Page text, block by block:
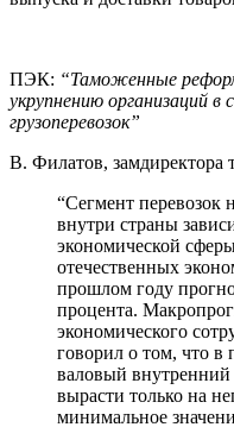
ПЭК: “Таможенные
укрупнению организаций
грузоперевозок”
В. Филатов, замдиректора
“Сегмент перевозок
внутри страны
экономической
отечественных
прошлом году
процента.
экономического
говорил о том, что в
валовый
вырасти только на
минимальное